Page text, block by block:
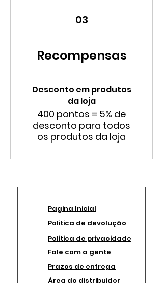
03
Recompensas
Desconto em produtos
da loja
400 pontos = 5% de
desconto para todos
os produtos da loja
Pagina Inicial
Politica de devolução
Politica de privacidade
Fale com a gente
Prazos de entrega
Área do distribuidor